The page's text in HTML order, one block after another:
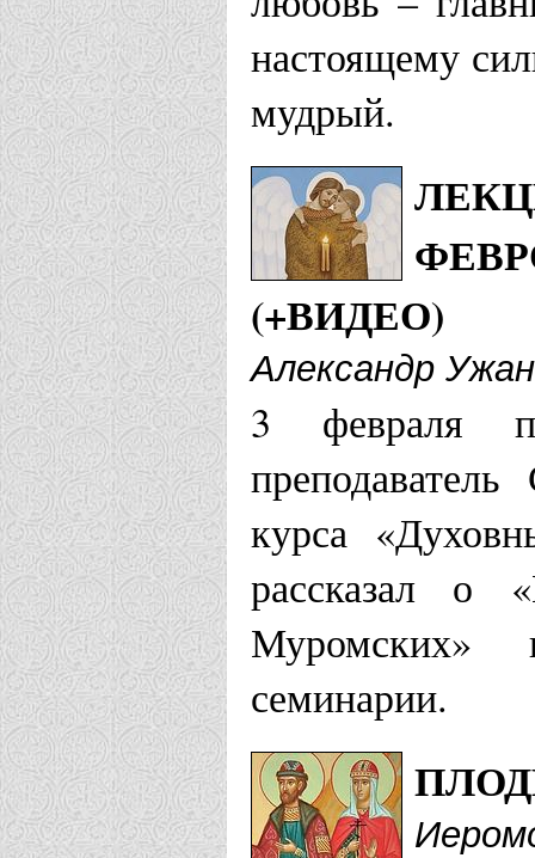
Храм
сити-
Храм
Февронии
Гомельская
Храм
Казанская
г. Казань
Каинская
настоящему
мудрый.
(+ВИДЕО)
Александр
3 февраля
курса
рассказал о
Муромских»
семинарии.